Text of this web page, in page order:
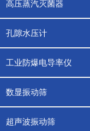
高压蒸汽灭菌器
孔隙水压计
工业防爆电导率仪
数显振动筛
超声波振动筛